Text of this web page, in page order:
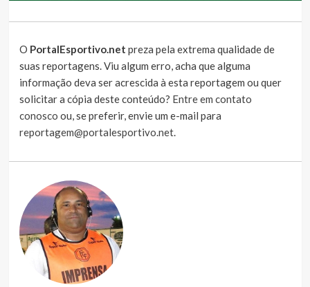
O PortalEsportivo.net preza pela extrema qualidade de
suas reportagens. Viu algum erro, acha que alguma
informação deva ser acrescida à esta reportagem ou quer
solicitar a cópia deste conteúdo? Entre em contato
conosco ou, se preferir, envie um e-mail para
reportagem@portalesportivo.net.